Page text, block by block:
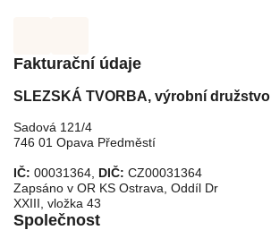
Fakturační údaje
SLEZSKÁ TVORBA, výrobní družstvo
Sadová 121/4
746 01 Opava Předměstí
IČ: 00031364, DIČ: CZ00031364
Zapsáno v OR KS Ostrava, Oddíl Dr
XXIII, vložka 43
Společnost